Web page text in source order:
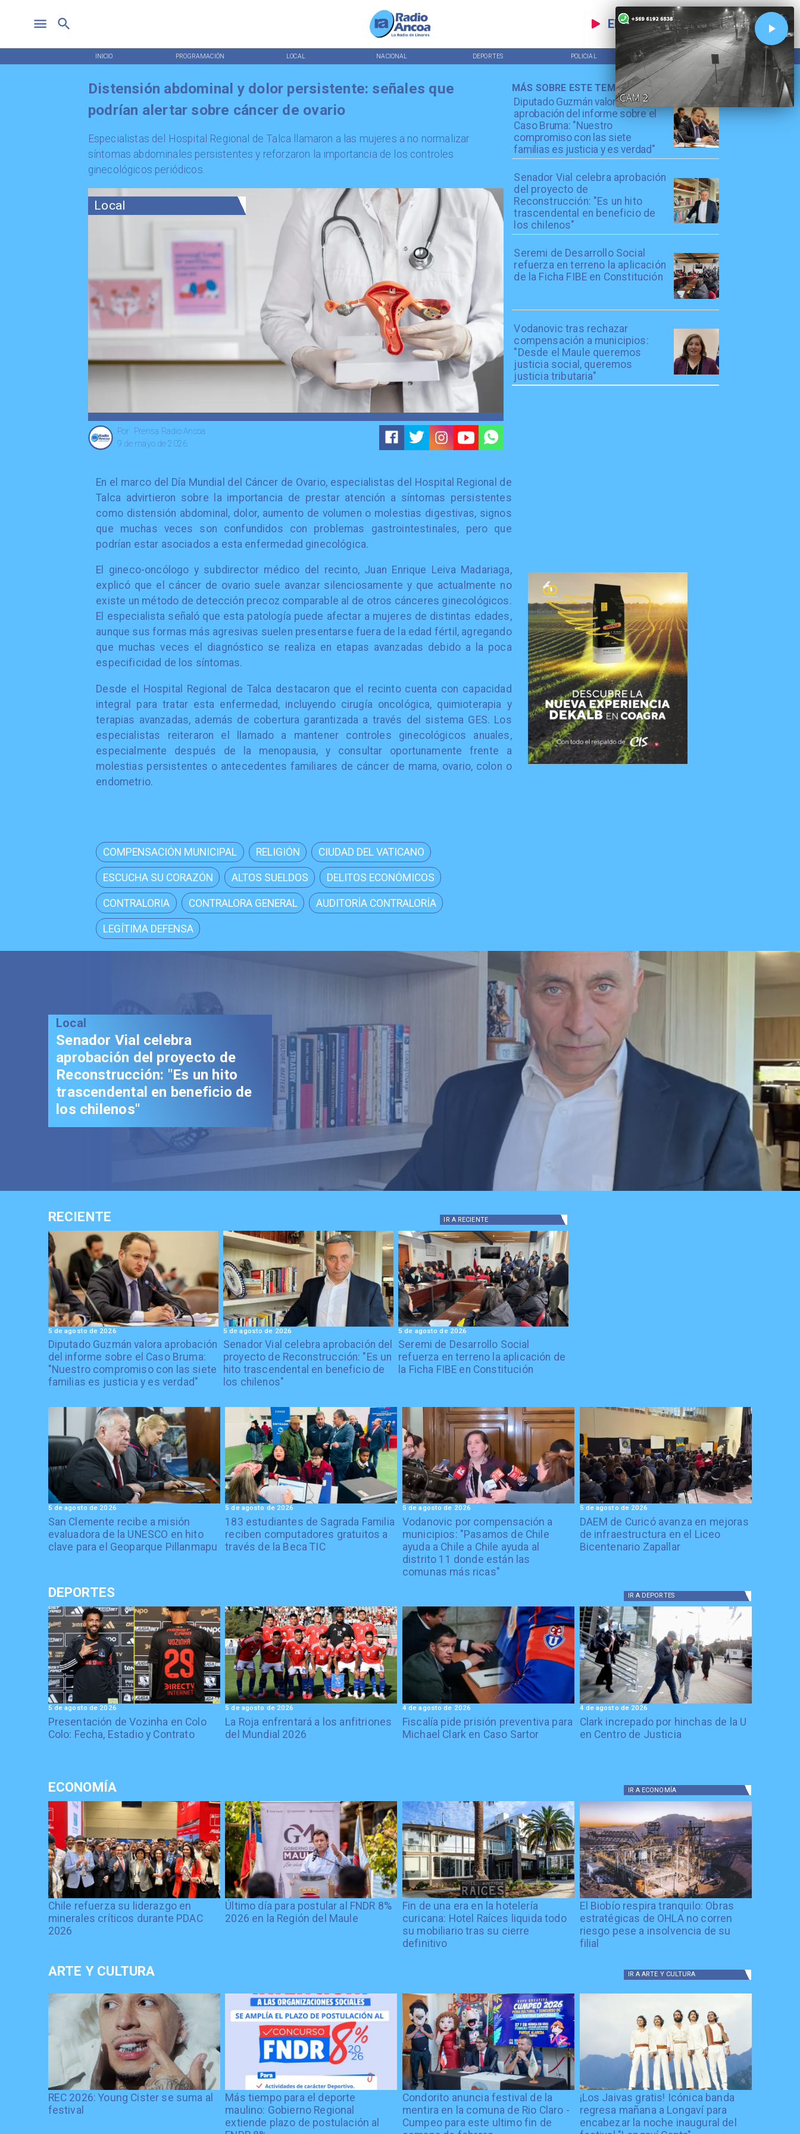
EN VIVO
INICIO PROGRAMACIÓN LOCAL NACIONAL DEPORTES POLICIAL TENDENCIAS
Local
Prensa Radio Ancoa
Por
9 de mayo de 2026
Diputado Guzmán valora
aprobación del informe sobre el
Caso Bruma: "Nuestro
compromiso con las siete
familias es justicia y es verdad"
Senador Vial celebra aprobación
del proyecto de
Reconstrucción: "Es un hito
trascendental en beneficio de
los chilenos"
Seremi de Desarrollo Social
refuerza en terreno la aplicación
de la Ficha FIBE en Constitución
Vodanovic tras rechazar
compensación a municipios:
"Desde el Maule queremos
justicia social, queremos
justicia tributaria"
MÁS SOBRE ESTE TEMA
Distensión abdominal y dolor persistente: señales que
podrían alertar sobre cáncer de ovario
​Especialistas del Hospital Regional de Talca llamaron a las mujeres a no normalizar
síntomas abdominales persistentes y reforzaron la importancia de los controles
ginecológicos periódicos.
En el marco del Día Mundial del Cáncer de Ovario, especialistas del Hospital Regional de
Talca advirtieron sobre la importancia de prestar atención a síntomas persistentes
como distensión abdominal, dolor, aumento de volumen o molestias digestivas, signos
que muchas veces son confundidos con problemas gastrointestinales, pero que
podrían estar asociados a esta enfermedad ginecológica.
El gineco-oncólogo y subdirector médico del recinto, Juan Enrique Leiva Madariaga,
explicó que el cáncer de ovario suele avanzar silenciosamente y que actualmente no
existe un método de detección precoz comparable al de otros cánceres ginecológicos.
El especialista señaló que esta patología puede afectar a mujeres de distintas edades,
aunque sus formas más agresivas suelen presentarse fuera de la edad fértil, agregando
que muchas veces el diagnóstico se realiza en etapas avanzadas debido a la poca
especificidad de los síntomas.
Desde el Hospital Regional de Talca destacaron que el recinto cuenta con capacidad
integral para tratar esta enfermedad, incluyendo cirugía oncológica, quimioterapia y
terapias avanzadas, además de cobertura garantizada a través del sistema GES. Los
especialistas reiteraron el llamado a mantener controles ginecológicos anuales,
especialmente después de la menopausia, y consultar oportunamente frente a
molestias persistentes o antecedentes familiares de cáncer de mama, ovario, colon o
endometrio.
COMPENSACIÓN MUNICIPAL RELIGIÓN CIUDAD DEL VATICANO
ESCUCHA SU CORAZÓN ALTOS SUELDOS DELITOS ECONÓMICOS
CONTRALORIA CONTRALORA GENERAL AUDITORÍA CONTRALORÍA
LEGÍTIMA DEFENSA
Local
Senador Vial celebra
aprobación del proyecto de
Reconstrucción: "Es un hito
trascendental en beneficio de
los chilenos"
RECIENTE IR A RECIENTE
Diputado Guzmán valora aprobación
del informe sobre el Caso Bruma:
"Nuestro compromiso con las siete
familias es justicia y es verdad"
5 de agosto de 2026
Senador Vial celebra aprobación del
proyecto de Reconstrucción: "Es un
hito trascendental en beneficio de
los chilenos"
5 de agosto de 2026
Seremi de Desarrollo Social
refuerza en terreno la aplicación de
la Ficha FIBE en Constitución
5 de agosto de 2026
San Clemente recibe a misión
evaluadora de la UNESCO en hito
clave para el Geoparque Pillanmapu
5 de agosto de 2026
183 estudiantes de Sagrada Familia
reciben computadores gratuitos a
través de la Beca TIC
5 de agosto de 2026
Vodanovic por compensación a
municipios: "Pasamos de Chile
ayuda a Chile a Chile ayuda al
distrito 11 donde están las
comunas más ricas"
5 de agosto de 2026
DAEM de Curicó avanza en mejoras
de infraestructura en el Liceo
Bicentenario Zapallar
5 de agosto de 2026
DEPORTES IR A DEPORTES
Presentación de Vozinha en Colo
Colo: Fecha, Estadio y Contrato
5 de agosto de 2026
La Roja enfrentará a los anfitriones
del Mundial 2026
5 de agosto de 2026
Fiscalía pide prisión preventiva para
Michael Clark en Caso Sartor
4 de agosto de 2026
Clark increpado por hinchas de la U
en Centro de Justicia
4 de agosto de 2026
ECONOMÍA IR A ECONOMÍA
Chile refuerza su liderazgo en
minerales críticos durante PDAC
2026
Último día para postular al FNDR 8%
2026 en la Región del Maule
Fin de una era en la hotelería
curicana: Hotel Raíces liquida todo
su mobiliario tras su cierre
definitivo
El Biobío respira tranquilo: Obras
estratégicas de OHLA no corren
riesgo pese a insolvencia de su
filial
ARTE Y CULTURA IR A ARTE Y CULTURA
REC 2026: Young Cister se suma al
festival
Más tiempo para el deporte
maulino: Gobierno Regional
extiende plazo de postulación al
Condorito anuncia festival de la
mentira en la comuna de Rio Claro -
Cumpeo para este ultimo fin de
¡Los Jaivas gratis! Icónica banda
regresa mañana a Longaví para
encabezar la noche inaugural del